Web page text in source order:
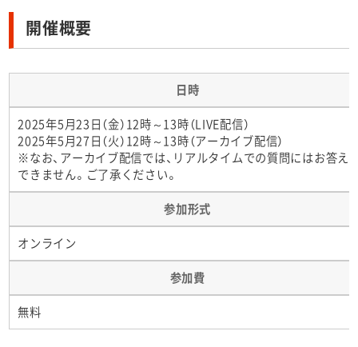
開催概要
日時
2025年5月23日（金）12時～13時（LIVE配信）
2025年5月27日（火）12時～13時（アーカイブ配信）
※なお、アーカイブ配信では、リアルタイムでの質問にはお答え
できません。ご了承ください。
参加形式
オンライン
参加費
無料